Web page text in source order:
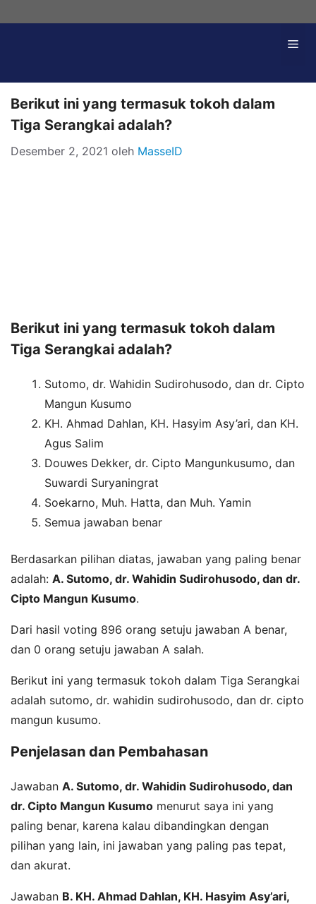
Berikut ini yang termasuk tokoh dalam
Tiga Serangkai adalah?
Desember 2, 2021 oleh MasseID
Berikut ini yang termasuk tokoh dalam
Tiga Serangkai adalah?
Sutomo, dr. Wahidin Sudirohusodo, dan dr. Cipto
Mangun Kusumo
KH. Ahmad Dahlan, KH. Hasyim Asy’ari, dan KH.
Agus Salim
Douwes Dekker, dr. Cipto Mangunkusumo, dan
Suwardi Suryaningrat
Soekarno, Muh. Hatta, dan Muh. Yamin
Semua jawaban benar
Berdasarkan pilihan diatas, jawaban yang paling benar
adalah: A. Sutomo, dr. Wahidin Sudirohusodo, dan dr.
Cipto Mangun Kusumo.
Dari hasil voting 896 orang setuju jawaban A benar,
dan 0 orang setuju jawaban A salah.
Berikut ini yang termasuk tokoh dalam Tiga Serangkai
adalah sutomo, dr. wahidin sudirohusodo, dan dr. cipto
mangun kusumo.
Penjelasan dan Pembahasan
Jawaban A. Sutomo, dr. Wahidin Sudirohusodo, dan
dr. Cipto Mangun Kusumo menurut saya ini yang
paling benar, karena kalau dibandingkan dengan
pilihan yang lain, ini jawaban yang paling pas tepat,
dan akurat.
Jawaban B. KH. Ahmad Dahlan, KH. Hasyim Asy’ari,